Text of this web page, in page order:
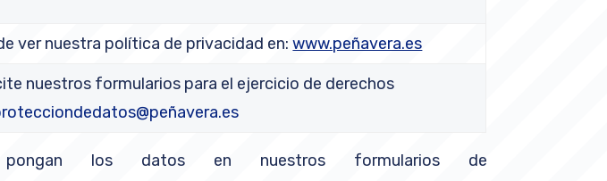
ver nuestra política de privacidad en:www.peñavera.es
nuestros formularios para el ejercicio de derechos
los datos en nuestros formularios de